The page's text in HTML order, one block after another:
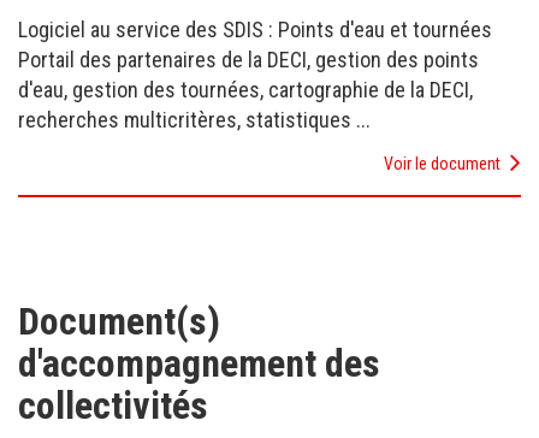
Logiciel au service des SDIS : Points d'eau et tournées
Portail des partenaires de la DECI, gestion des points
d'eau, gestion des tournées, cartographie de la DECI,
recherches multicritères, statistiques ...
Voir le document
Document(s)
d'accompagnement des
collectivités